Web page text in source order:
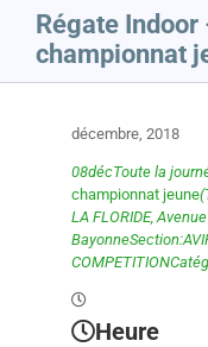
Régate Indoor
championnat
décembre, 2018
08décToute la
championnat jeune
LA FLORIDE,
BayonneSection:
COMPETITION
Heure